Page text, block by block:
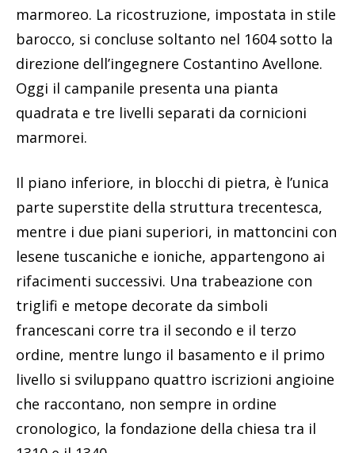
marmoreo. La ricostruzione, impostata in stile
barocco, si concluse soltanto nel 1604 sotto la
direzione dell’ingegnere Costantino Avellone.
Oggi il campanile presenta una pianta
quadrata e tre livelli separati da cornicioni
marmorei.
Il piano inferiore, in blocchi di pietra, è l’unica
parte superstite della struttura trecentesca,
mentre i due piani superiori, in mattoncini con
lesene tuscaniche e ioniche, appartengono ai
rifacimenti successivi. Una trabeazione con
triglifi e metope decorate da simboli
francescani corre tra il secondo e il terzo
ordine, mentre lungo il basamento e il primo
livello si sviluppano quattro iscrizioni angioine
che raccontano, non sempre in ordine
cronologico, la fondazione della chiesa tra il